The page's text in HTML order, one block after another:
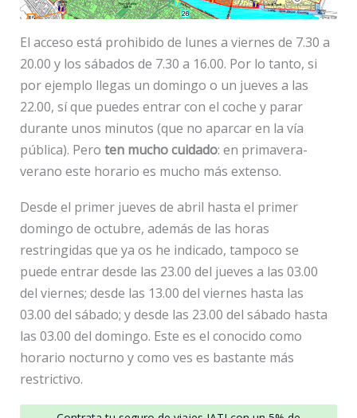
El acceso está prohibido de lunes a viernes de 7.30 a
20.00 y los sábados de 7.30 a 16.00. Por lo tanto, si
por ejemplo llegas un domingo o un jueves a las
22.00, sí que puedes entrar con el coche y parar
durante unos minutos (que no aparcar en la vía
pública). Pero ten mucho cuidado: en primavera-
verano este horario es mucho más extenso.
Desde el primer jueves de abril hasta el primer
domingo de octubre, además de las horas
restringidas que ya os he indicado, tampoco se
puede entrar desde las 23.00 del jueves a las 03.00
del viernes; desde las 13.00 del viernes hasta las
03.00 del sábado; y desde las 23.00 del sábado hasta
las 03.00 del domingo. Este es el conocido como
horario nocturno y como ves es bastante más
restrictivo.